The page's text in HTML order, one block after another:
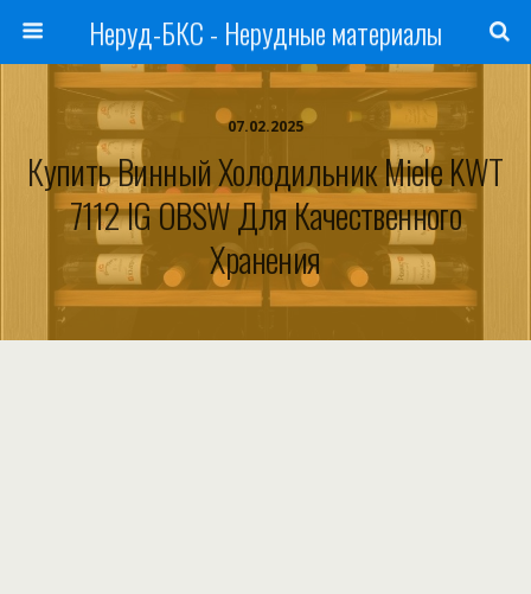
Неруд-БКС - Нерудные материалы
07.02.2025
Купить Винный Холодильник Miele KWT
7112 IG OBSW Для Качественного
Хранения